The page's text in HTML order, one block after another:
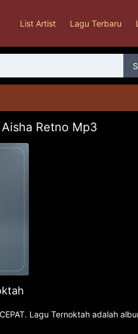
List Artist Lagu Terbaru
Retno Mp3
Lagu Ternoktah adalah